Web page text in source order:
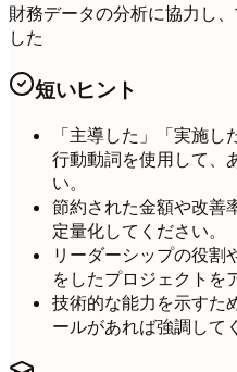
財務データの分析に協力し
した
短いヒント
「主導した」「実施
行動動詞を使用して、
い。
節約された金額や改善
定量化してください。
リーダーシップの役割
をしたプロジェクトを
技術的な能力を示すた
ールがあれば強調して